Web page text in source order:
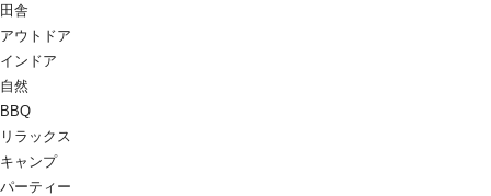
田舎
アウトドア
インドア
自然
BBQ
リラックス
キャンプ
パーティー